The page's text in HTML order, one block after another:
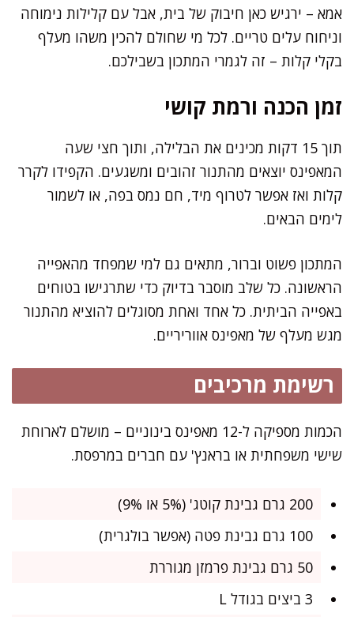
אמא – ירגיש כאן חיבוק של בית, אבל עם קלילות נימוחה
וניחוח עלים טריים. לכל מי שחולם להכין משהו מעלף
בקלי קלות – זה לגמרי המתכון בשבילכם.
זמן הכנה ורמת קושי
תוך 15 דקות מכינים את הבלילה, ותוך חצי שעה
המאפינס יוצאים מהתנור זהובים ומשגעים. הקפידו לקרר
קלות ואז אפשר לטרוף מיד, חם נמס בפה, או לשמור
לימים הבאים.
המתכון פשוט וברור, מתאים גם למי שמפחד מהאפייה
הראשונה. כל שלב מוסבר בדיוק כדי שתרגישו בטוחים
באפייה הביתית. כל אחד ואחת מסוגלים להוציא מהתנור
מגש מעלף של מאפינס אווריריים.
רשימת מרכיבים
הכמות מספיקה ל-12 מאפינס בינוניים – מושלם לארוחת
שישי משפחתית או בראנץ' עם חברים במרפסת.
200 גרם גבינת קוטג' (5% או 9%)
100 גרם גבינת פטה (אפשר בולגרית)
50 גרם גבינת פרמזן מגוררת
3 ביצים בגודל L